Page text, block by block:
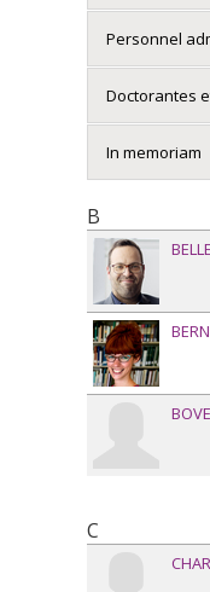
Personnel
Doctorantes
In memoriam
B
C